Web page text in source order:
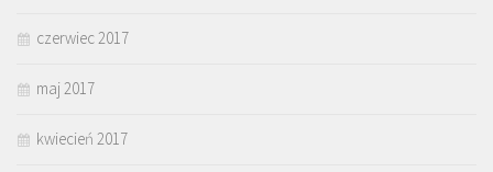
czerwiec 2017
maj 2017
kwiecień 2017